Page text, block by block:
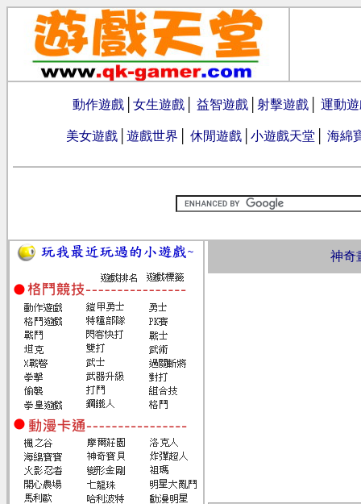
動作遊戲 女生遊戲 益智遊戲 射擊遊戲 運動
美女遊戲 遊戲世界 休閒遊戲 小遊戲天堂 海綿
神奇